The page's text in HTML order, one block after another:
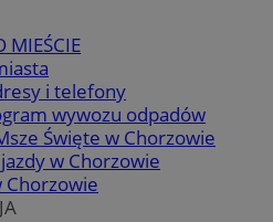
MIEŚCIE
i telefony
wywozu odpadów
Święte w Chorzowie
jazdy w Chorzowie
Chorzowie